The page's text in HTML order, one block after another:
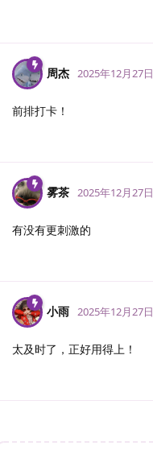
周杰 2025年12月27日
前排打卡！
雾茶 2025年12月27日
有没有更刺激的
小雨 2025年12月27日
太及时了，正好用得上！